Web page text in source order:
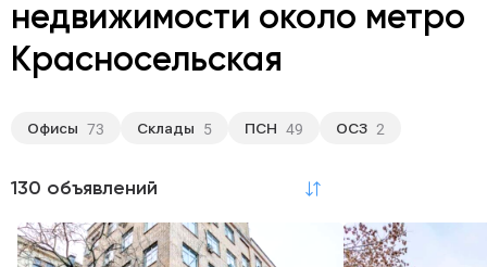
недвижимости около метро
Красносельская
Офисы 73 Склады 5 ПСН 49 ОСЗ 2
130 объявлений